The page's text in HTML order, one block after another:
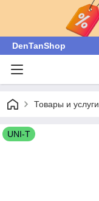
DenTanShop
Товары и услуги
UNI-T